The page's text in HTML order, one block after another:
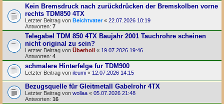
Kein Bremsdruck nach zurückdrücken der Bremskolben vorne
rechts TDM850 4TX
Letzter Beitrag von Beichtvater« 22.07.2026 10:19
Antworten: 7
Telegabel TDM 850 4TX Baujahr 2001 Tauchrohre scheinen
nicht original zu sein?
Letzter Beitrag von Überholi « 19.07.2026 19:46
Antworten: 4
schmalere Hinterfelge fur TDM900
Letzter Beitrag von ileumi « 12.07.2026 14:15
Bezugsquelle für Gleitmetall Gabelrohr 4TX
Letzter Beitrag von wollaa « 05.07.2026 21:48
Antworten: 16